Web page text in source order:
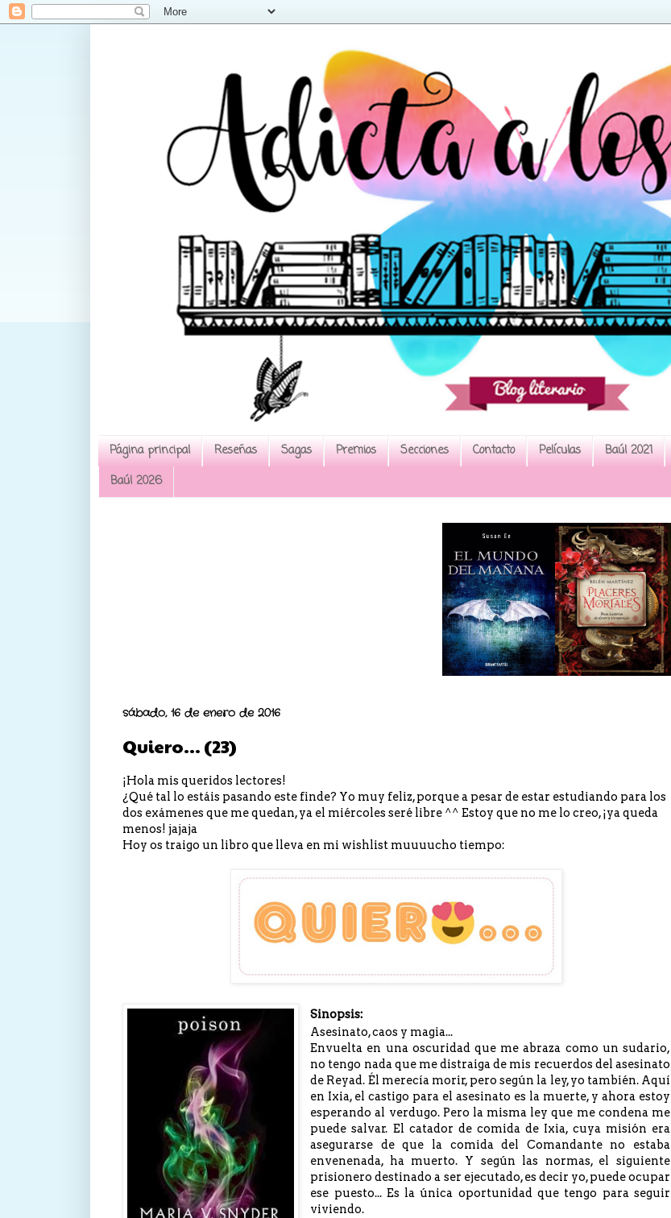
Página principal Reseñas Sagas Premios Secciones Contacto Películas Baúl 2021
Baúl 2026
sábado, 16 de enero de 2016
Quiero... (23)
¡Hola mis queridos lectores!
¿Qué tal lo estáis pasando este finde? Yo muy feliz, porque a pesar de estar estudiando para los
dos exámenes que me quedan, ya el miércoles seré libre ^^ Estoy que no me lo creo, ¡ya queda
menos! jajaja
Hoy os traigo un libro que lleva en mi wishlist muuuucho tiempo:
Sinopsis:
Asesinato, caos y magia...
Envuelta en una oscuridad que me abraza como un sudario,
no tengo nada que me distraiga de mis recuerdos del asesinato
de Reyad. Él merecía morir, pero según la ley, yo también. Aquí
en Ixia, el castigo para el asesinato es la muerte, y ahora estoy
esperando al verdugo. Pero la misma ley que me condena me
puede salvar. El catador de comida de Ixia, cuya misión era
asegurarse de que la comida del Comandante no estaba
envenenada, ha muerto. Y según las normas, el siguiente
prisionero destinado a ser ejecutado, es decir yo, puede ocupar
ese puesto... Es la única oportunidad que tengo para seguir
viviendo.